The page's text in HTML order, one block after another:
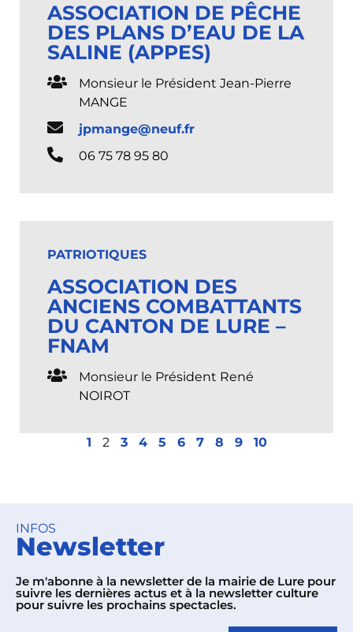
ASSOCIATION DE PÊCHE
DES PLANS D’EAU DE LA
SALINE (APPES)
Monsieur le Président Jean-Pierre
MANGE
jpmange@neuf.fr
06 75 78 95 80
PATRIOTIQUES
ASSOCIATION DES
ANCIENS COMBATTANTS
DU CANTON DE LURE –
FNAM
Monsieur le Président René
NOIROT
1 2 3 4 5 6 7 8 9 10
INFOS
Newsletter
Je m'abonne à la newsletter de la mairie de Lure pour
suivre les dernières actus et à la newsletter culture
pour suivre les prochains spectacles.